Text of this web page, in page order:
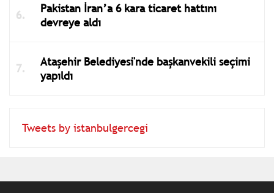
Pakistan İran’a 6 kara ticaret hattını
devreye aldı
Ataşehir Belediyesi'nde başkanvekili seçimi
yapıldı
Tweets by istanbulgercegi